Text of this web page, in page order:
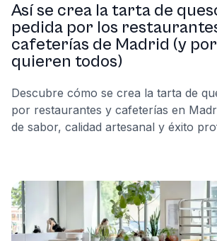
Así se crea la tarta de
pedida por los
cafeterías de Madrid (y
quieren todos)
Descubre cómo se crea la tarta de
por restaurantes y cafeterías en
de sabor, calidad artesanal y éxito